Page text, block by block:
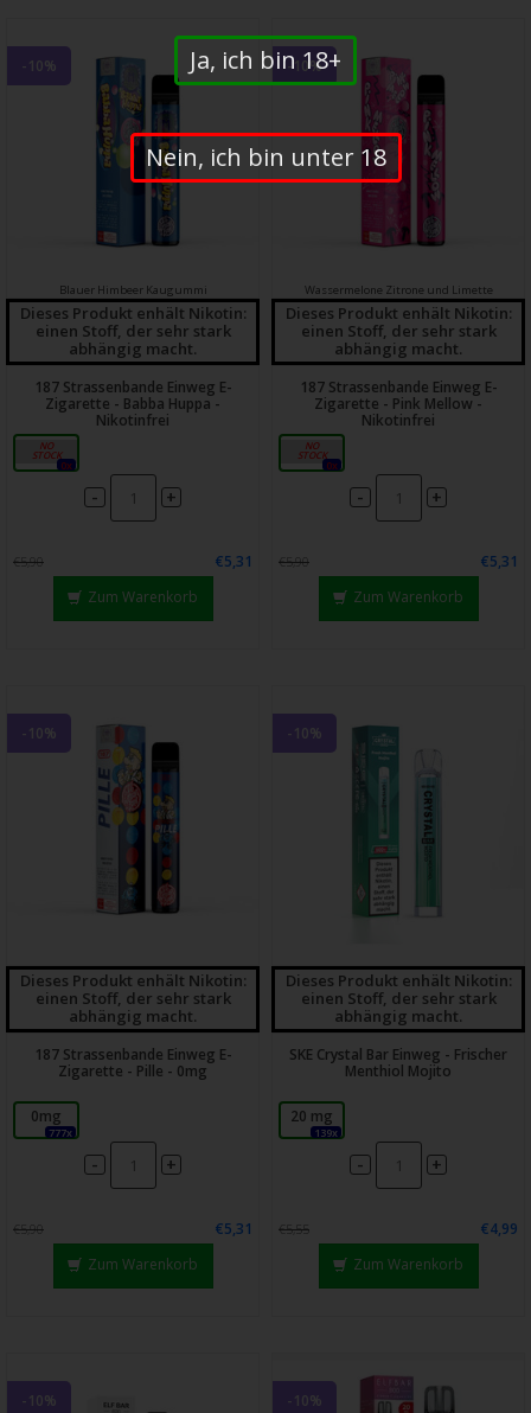
-10%
Blauer Himbeer Kaugummi
Dieses Produkt enhält Nikotin:
einen Stoff, der sehr stark
abhängig macht.
187 Strassenbande Einweg E-
Zigarette - Babba Huppa -
Nikotinfrei
0mg
0x
- +
€5,90
€5,31
Zum Warenkorb
-10%
Wassermelone Zitrone und Limette
Dieses Produkt enhält Nikotin:
einen Stoff, der sehr stark
abhängig macht.
187 Strassenbande Einweg E-
Zigarette - Pink Mellow -
Nikotinfrei
0mg
0x
- +
€5,90
€5,31
Zum Warenkorb
-10%
Dieses Produkt enhält Nikotin:
einen Stoff, der sehr stark
abhängig macht.
187 Strassenbande Einweg E-
Zigarette - Pille - 0mg
0mg
777x
- +
€5,90
€5,31
Zum Warenkorb
-10%
Dieses Produkt enhält Nikotin:
einen Stoff, der sehr stark
abhängig macht.
SKE Crystal Bar Einweg - Frischer
Menthiol Mojito
20 mg
139x
- +
€5,55
€4,99
Zum Warenkorb
-10% -10%
Ja, ich bin 18+
Nein, ich bin unter 18